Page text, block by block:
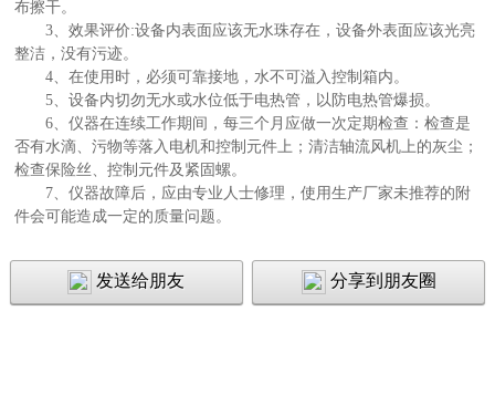
布擦干。
3、效果评价:设备内表面应该无水珠存在，设备外表面应该光亮
整洁，没有污迹。
4、在使用时，必须可靠接地，水不可溢入控制箱内。
5、设备内切勿无水或水位低于电热管，以防电热管爆损。
6、仪器在连续工作期间，每三个月应做一次定期检查：检查是
否有水滴、污物等落入电机和控制元件上；清洁轴流风机上的灰尘；
检查保险丝、控制元件及紧固螺。
7、仪器故障后，应由专业人士修理，使用生产厂家未推荐的附
件会可能造成一定的质量问题。
发送给朋友 分享到朋友圈